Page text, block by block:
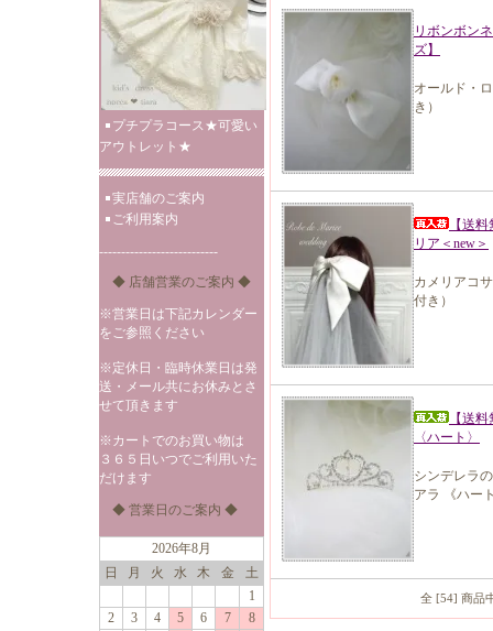
プチプラコース★可愛い
アウトレット★
実店舗のご案内
ご利用案内
---------------------------
◆ 店舗営業のご案内 ◆
※営業日は下記カレンダー
をご参照ください
※定休日・臨時休業日は発
送・メール共にお休みとさ
せて頂きます
※カートでのお買い物は
３６５日いつでご利用いた
だけます
◆ 営業日のご案内 ◆
2026年8月
日
月 火 水 木 金
土
1
2
3 4 5 6 7
8
リボンボン
ズ】
オールド・
き）
【送
リア＜new＞
カメリアコ
付き）
【送
〈ハート〉
シンデレラ
アラ 《ハー
全 [54] 商品